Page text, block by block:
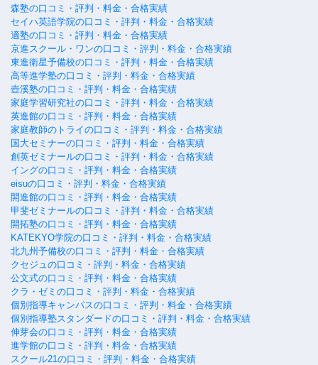
森塾の口コミ・評判・料金・合格実績
セイハ英語学院の口コミ・評判・料金・合格実績
適塾の口コミ・評判・料金・合格実績
京進スクール・ワンの口コミ・評判・料金・合格実績
東進衛星予備校の口コミ・評判・料金・合格実績
高等進学塾の口コミ・評判・料金・合格実績
壺溪塾の口コミ・評判・料金・合格実績
家庭学習研究社の口コミ・評判・料金・合格実績
英進館の口コミ・評判・料金・合格実績
家庭教師のトライの口コミ・評判・料金・合格実績
国大セミナーの口コミ・評判・料金・合格実績
創英ゼミナールの口コミ・評判・料金・合格実績
イングの口コミ・評判・料金・合格実績
eisuの口コミ・評判・料金・合格実績
開進館の口コミ・評判・料金・合格実績
甲斐ゼミナールの口コミ・評判・料金・合格実績
開拓塾の口コミ・評判・料金・合格実績
KATEKYO学院の口コミ・評判・料金・合格実績
北九州予備校の口コミ・評判・料金・合格実績
クセジュの口コミ・評判・料金・合格実績
公文式の口コミ・評判・料金・合格実績
クラ・ゼミの口コミ・評判・料金・合格実績
個別指導キャンパスの口コミ・評判・料金・合格実績
個別指導塾スタンダードの口コミ・評判・料金・合格実績
伸芽会の口コミ・評判・料金・合格実績
進学館の口コミ・評判・料金・合格実績
スクール21の口コミ・評判・料金・合格実績